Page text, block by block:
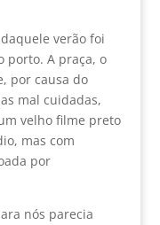
verão foi
porto. A praça, o
por causa do
mal cuidadas,
velho filme preto
mas com
por
nós parecia